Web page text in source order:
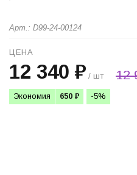
Арт.: D99-24-00124
ЦЕНА
12 340 ₽ / шт 12
Экономия 650 ₽ -5%